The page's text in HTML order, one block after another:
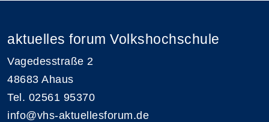
aktuelles forum Volkshochschule
Vagedesstraße 2
48683 Ahaus
Tel. 02561 95370
info@vhs-aktuellesforum.de